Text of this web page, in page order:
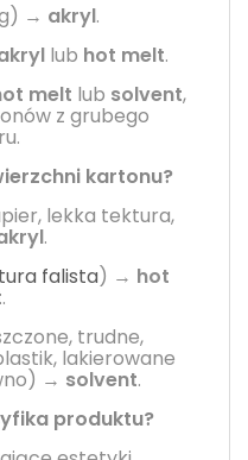
→ akryl.
lub hot melt.
melt lub solvent,
z grubego
kartonu?
lekka tektura,
.
falista) → hot
.
trudne,
lakierowane
→ solvent.
produktu?